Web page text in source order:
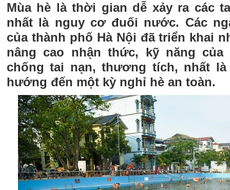
Mùa hè là thời gian dễ xảy ra các
nhất là nguy cơ đuối nước. Các
của thành phố Hà Nội đã triển khai
nâng cao nhận thức, kỹ năng
chống tai nạn, thương tích, nhất
hướng đến một kỳ nghỉ hè an toàn.